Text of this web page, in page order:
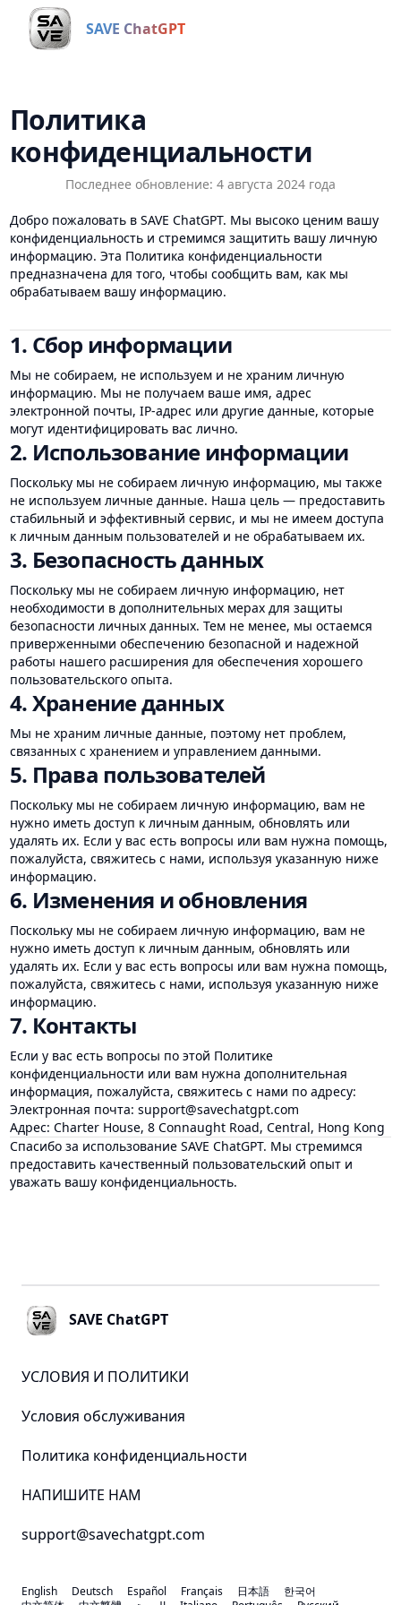
SAVE ChatGPT
Политика
конфиденциальности
Последнее обновление: 4 августа 2024 года
Добро пожаловать в SAVE ChatGPT. Мы высоко ценим вашу
конфиденциальность и стремимся защитить вашу личную
информацию. Эта Политика конфиденциальности
предназначена для того, чтобы сообщить вам, как мы
обрабатываем вашу информацию.
1. Сбор информации
Мы не собираем, не используем и не храним личную
информацию. Мы не получаем ваше имя, адрес
электронной почты, IP-адрес или другие данные, которые
могут идентифицировать вас лично.
2. Использование информации
Поскольку мы не собираем личную информацию, мы также
не используем личные данные. Наша цель — предоставить
стабильный и эффективный сервис, и мы не имеем доступа
к личным данным пользователей и не обрабатываем их.
3. Безопасность данных
Поскольку мы не собираем личную информацию, нет
необходимости в дополнительных мерах для защиты
безопасности личных данных. Тем не менее, мы остаемся
приверженными обеспечению безопасной и надежной
работы нашего расширения для обеспечения хорошего
пользовательского опыта.
4. Хранение данных
Мы не храним личные данные, поэтому нет проблем,
связанных с хранением и управлением данными.
5. Права пользователей
Поскольку мы не собираем личную информацию, вам не
нужно иметь доступ к личным данным, обновлять или
удалять их. Если у вас есть вопросы или вам нужна помощь,
пожалуйста, свяжитесь с нами, используя указанную ниже
информацию.
6. Изменения и обновления
Поскольку мы не собираем личную информацию, вам не
нужно иметь доступ к личным данным, обновлять или
удалять их. Если у вас есть вопросы или вам нужна помощь,
пожалуйста, свяжитесь с нами, используя указанную ниже
информацию.
7. Контакты
Если у вас есть вопросы по этой Политике
конфиденциальности или вам нужна дополнительная
информация, пожалуйста, свяжитесь с нами по адресу:
Электронная почта:support@savechatgpt.com
Адрес: Charter House, 8 Connaught Road, Central, Hong Kong
Спасибо за использование SAVE ChatGPT. Мы стремимся
предоставить качественный пользовательский опыт и
уважать вашу конфиденциальность.
SAVE ChatGPT
УСЛОВИЯ И ПОЛИТИКИ
Условия обслуживания
Политика конфиденциальности
НАПИШИТЕ НАМ
support@savechatgpt.com
English Deutsch Español Français 日本語
한국어